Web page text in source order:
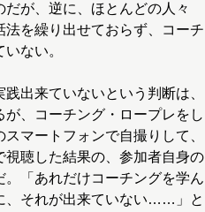
だが、逆に、ほとんどの人々
法を繰り出せておらず、コーチ
ない。
出来ていないという判断は、
が、コーチング・ロープレをし
マートフォンで自撮りして、
視聴した結果の、参加者自身の
。「あれだけコーチングを学ん
、それが出来ていない……」と